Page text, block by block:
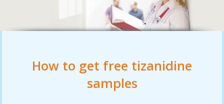
How to get free tizanidine
samples